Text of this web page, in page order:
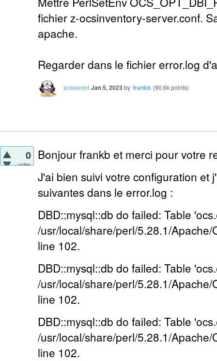
fichier z-ocsinventory-server.conf.
apache.
Regarder dans le fichier error.log
answered Jan 5, 2023 by frankb (90.6kpoints)
0
votes
Bonjour frankb et merci pour votre
J'ai bien suivi votre configuration et
suivantes dans le error.log :
DBD::mysql::db do failed: Table
/usr/local/share/perl/5.28.1/
line 102.
DBD::mysql::db do failed: Table
/usr/local/share/perl/5.28.1/
line 102.
DBD::mysql::db do failed: Table
/usr/local/share/perl/5.28.1/
line 102.